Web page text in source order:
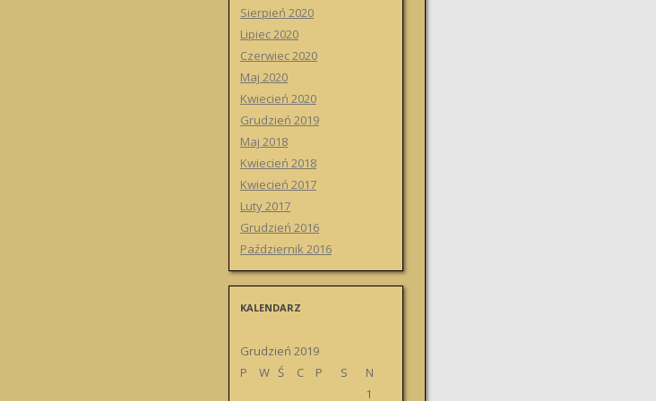
Sierpień 2020
Lipiec 2020
Czerwiec 2020
Maj 2020
Kwiecień 2020
Grudzień 2019
Maj 2018
Kwiecień 2018
Kwiecień 2017
Luty 2017
Grudzień 2016
Październik 2016
KALENDARZ
Grudzień 2019
P
W Ś C P S
N
1